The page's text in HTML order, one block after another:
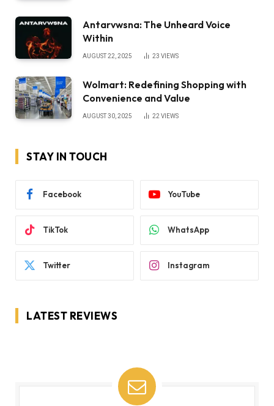
Antarvwsna: The Unheard Voice
Within
AUGUST 22, 2025 23 VIEWS
Wolmart: Redefining Shopping with
Convenience and Value
AUGUST 30, 2025 22 VIEWS
STAY IN TOUCH
Facebook YouTube
TikTok WhatsApp
Twitter Instagram
LATEST REVIEWS